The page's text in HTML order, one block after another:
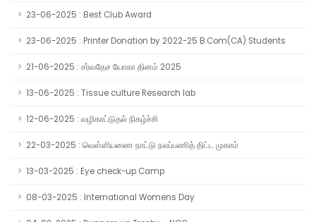
23-06-2025 : Best Club Award
23-06-2025 : Printer Donation by 2022-25 B.Com(CA) Students
21-06-2025 : சர்வதேச யோகா தினம் 2025
13-06-2025 : Tissue culture Research lab
12-06-2025 : வழிகாட்டுதல் நிகழ்ச்சி
22-03-2025 : வெள்ளியணை நாட்டு நலப்பணித் திட்ட முகாம்
13-03-2025 : Eye check-up Camp
08-03-2025 : International Womens Day